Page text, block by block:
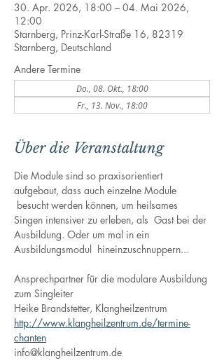
30. Apr. 2026, 18:00 – 04. Mai 2026,
12:00
Starnberg, Prinz-Karl-Straße 16, 82319
Starnberg, Deutschland
Andere Termine
Do., 08. Okt., 18:00
Fr., 13. Nov., 18:00
Über die Veranstaltung
Die Module sind so praxisorientiert
aufgebaut, dass auch einzelne Module
besucht werden können, um heilsames
Singen intensiver zu erleben, als  Gast bei der
Ausbildung. Oder um mal in ein
Ausbildungsmodul  hineinzuschnuppern...
Ansprechpartner für die modulare Ausbildung
zum Singleiter
Heike Brandstetter, Klangheilzentrum
http://www.klangheilzentrum.de/termine-
chanten
info@klangheilzentrum.de